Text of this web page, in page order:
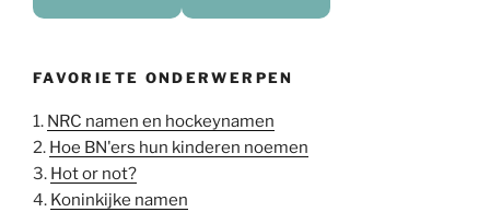
FAVORIETE ONDERWERPEN
1. NRC namen en hockeynamen
2. Hoe BN'ers hun kinderen noemen
3. Hot or not?
4. Koninkijke namen